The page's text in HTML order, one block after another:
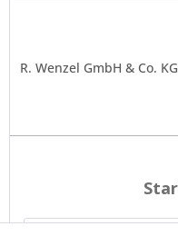
R. Wenzel GmbH & Co. KG